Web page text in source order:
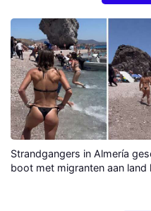
Strandgangers in Almería
boot met migranten aan land